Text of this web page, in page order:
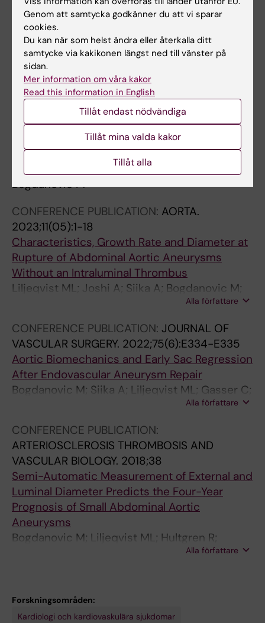
Morphological and Biomechanical Evolution of
Abdominal Aortic Aneurysms During
Surveillance
Siika A; Bogdanovic M; Liljeqvist ML; Gasser
TC; Hultgren R; Joy R
Alla övriga publikationer
DOCTORAL THESIS:2024
Strategies to predict patient-specific
outcomes after endovascular aneurysm repair
Bogdanovic M
CONFERENCE PUBLICATION: AORTA.
2023;11(05):1-18
Characteristics, Growth Rate and Diameter at
Rupture of Abdominal Aortic Aneurysms
Without an Intraluminal Thrombus
Liljeqvist ML; Joshi A; Siika A; Bogdanovic M;
Alla författare
CONFERENCE PUBLICATION: JOURNAL OF
VASCULAR SURGERY. 2022;75(6):E334-E335
Aortic Biomechanics and Early Sac Regression
After Endovascular Aneurysm Repair
Bogdanovic M; Siika A; Liljeqvist ML; Gasser C;
Alla författare
CONFERENCE PUBLICATION:
ARTERIOSCLEROSIS THROMBOSIS AND
VASCULAR BIOLOGY. 2018;38
Semi-Automatic Measurement of External and
Luminal Diameter Predicts the Four-Year
Prognosis of Small Abdominal Aortic
Aneurysms
Bogdanovic M; Liljeqvist ML; Hultgren R;
Alla författare
Forskningsområden:
Kardiologi och kardiovaskulära sjukdomar
Genom att samtycka godkänner du att vi sparar
cookies.
Du kan när som helst ändra eller återkalla ditt
samtycke via kakikonen längst ned till vänster på
sidan.
Mer information om våra kakor
Read this information in English
Tillåt endast nödvändiga
Tillåt mina valda kakor
Tillåt alla